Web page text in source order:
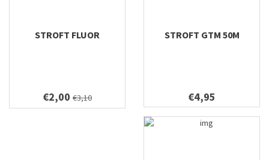
STROFT FLUOR
€2,00 €3,10
STROFT GTM 50M
€4,95